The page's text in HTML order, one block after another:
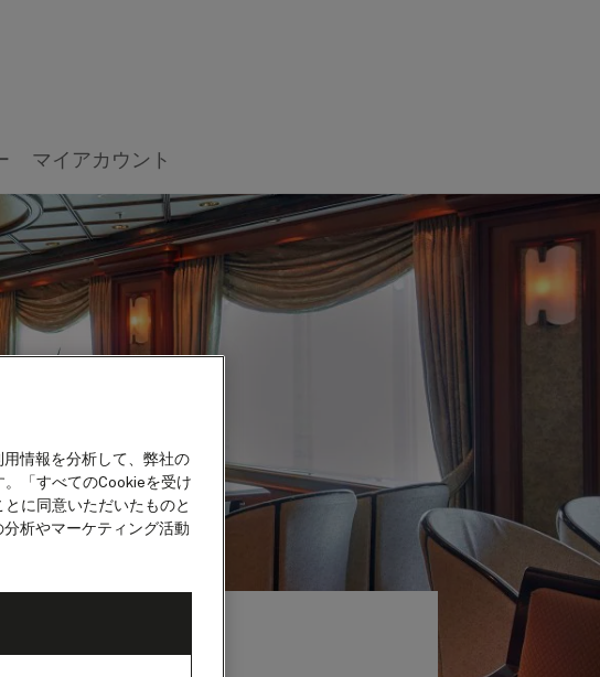
マイアカウント
情報を分析して、弊社の
「すべてのCookieを受け
に同意いただいたものと
析やマーケティング活動